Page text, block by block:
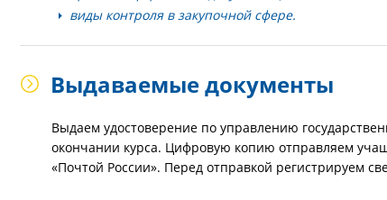
виды контроля в закупочной сфере.
Выдаваемые документы
Выдаем удостоверение по управлению
окончании курса. Цифровую копию отправляем
«Почтой России». Перед отправкой регистрируем